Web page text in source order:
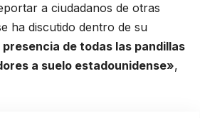
a ciudadanos de otras
ha discutido dentro de su
presencia de todas las pandillas
a suelo estadounidense»,